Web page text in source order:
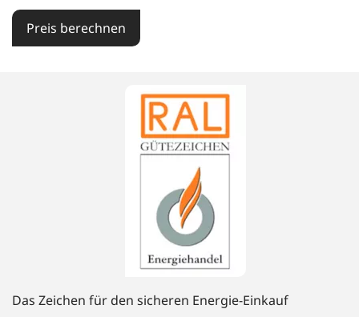
Preis berechnen
Das Zeichen für den sicheren Energie-Einkauf